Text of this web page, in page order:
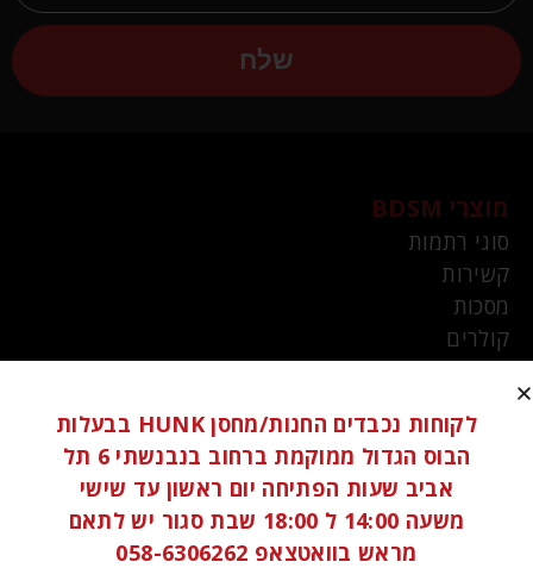
שלח
מוצרי BDSM
סוגי רתמות
קשירות
מסכות
קולרים
סאודינג
מחסומי פה
שוטים
מצבטי פטמות
לקוחות נכבדים החנות/מחסן HUNK בבעלות
הבוס הגדול ממוקמת ברחוב בנבנשתי 6 תל
אביב שעות הפתיחה יום ראשון עד שישי
משעה 14:00 ל 18:00 שבת סגור יש לתאם
מראש בוואטצאפ 058-6306262